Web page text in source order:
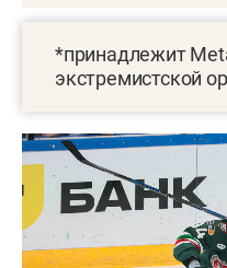
0:1 Джиошвили
0:2 Рашевский
1:2 Барабанов
*принадлежит
экстремистской